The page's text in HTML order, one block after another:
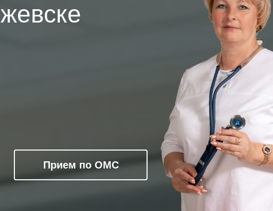
Прием по ОМС